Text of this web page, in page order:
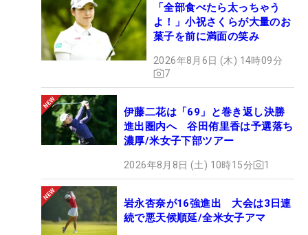
「全部食べたら太っちゃう
よ！」小祝さくらが大量のお
菓子を前に満面の笑み
2026年8月6日 (木) 14時09分
7
伊藤二花は「69」と巻き返し決勝
進出圏内へ 谷田侑里香は予選落ち
濃厚/米女子下部ツアー
2026年8月8日 (土) 10時15分 1
岩永杏奈が16強進出 大会は3日連
続で悪天候順延/全米女子アマ